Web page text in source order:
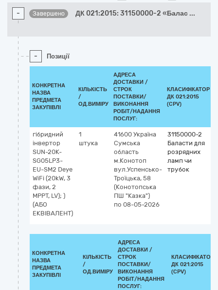
- Завершено ДК 021:2015: 31150000-2 «Балас ...
- Позиції
КОНКРЕТНА
НАЗВА
ПРЕДМЕТА
ЗАКУПІВЛІ
КІЛЬКІСТЬ
/
ОД.ВИМІРУ
АДРЕСА
ДОСТАВКИ /
СТРОК
ПОСТАВКИ/
ВИКОНАННЯ
РОБІТ/НАДАННЯ
ПОСЛУГ:
КЛАСИФІКАТОР
ДК 021:2015
(CPV)
гібридний
інвертор
SUN-20K-
SG05LP3-
EU-SM2 Deye
WiFi (20kW, 3
фази, 2
МРРТ, LV); )
(АБО
ЕКВІВАЛЕНТ)
1
штука
41600 Україна
Сумська
область
м.Конотоп
вул.Успенсько-
Троїцька, 58
(Конотопська
ПШ "Казка")
по 08-05-2026
31150000-2
Баласти для
розрядних
ламп чи
трубок
КОНКРЕТНА
НАЗВА
ПРЕДМЕТА
ЗАКУПІВЛІ
КІЛЬКІСТЬ
/
ОД.ВИМІРУ
АДРЕСА
ДОСТАВКИ /
СТРОК
ПОСТАВКИ/
ВИКОНАННЯ
РОБІТ/НАДАННЯ
ПОСЛУГ:
КЛАСИФІКАТОР
ДК 021:2015
(CPV)